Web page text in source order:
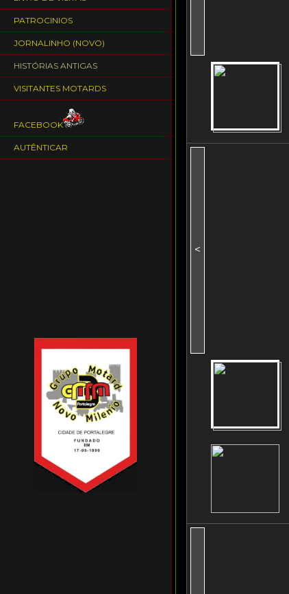
PATROCINIOS
JORNALINHO (NOVO)
HISTÓRIAS ANTIGAS
VISITANTES MOTARDS
FACEBOOK
AUTÊNTICAR
<